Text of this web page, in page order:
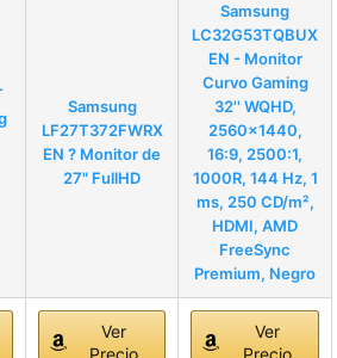
Samsung
LF27T372FWRX
EN ? Monitor de
27" FullHD
Samsung
LC32G53TQBUX
EN - Monitor
Curvo Gaming
32'' WQHD,
2560x1440,
16:9, 2500:1,
1000R, 144 Hz, 1
ms, 250 CD/m²,
HDMI, AMD
FreeSync
Premium, Negro
Ver
Precio
Ver
Precio